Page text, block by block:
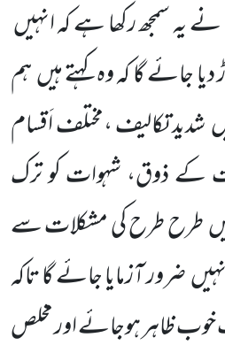
نے یہ سمجھ رکھا ہے کہ انہیں
دیا جائے گا کہ وہ کہتے ہیںہم
شدید تکالیف ،مختلف اَقسام
کے ذوق، شہوات کو ترک
طرح طرح کی مشکلات سے
ضرور آزمایا جائے گا تاکہ
ظاہر ہوجائے اور مخلص